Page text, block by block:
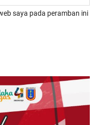
saya pada peramban ini